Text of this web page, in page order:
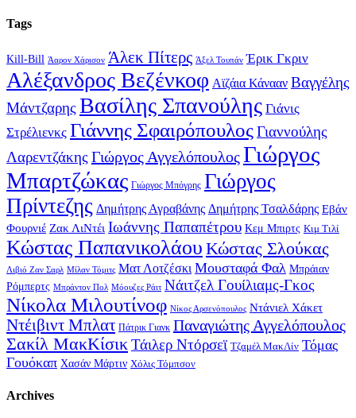
Tags
Kill-Bill Άαρον Χάρισον Άλεκ Πίτερς Άξελ Τουπάν Έρικ Γκριν
Αλέξανδρος Βεζένκοφ Αϊζάια Κάνααν Βαγγέλης
Μάντζαρης Βασίλης Σπανούλης Γιάνις
Στρέλιενκς Γιάννης ΣφαιρόπουλοςΓιαννούλης
Λαρεντζάκης Γιώργος ΑγγελόπουλοςΓιώργος
Μπαρτζώκας Γιώργος Μπόγρης Γιώργος
Πρίντεζης Δημήτρης Αγραβάνης Δημήτρης Τσαλδάρης Εβάν
Φουρνιέ Ζακ ΛιΝτέι Ιωάννης Παπαπέτρου Κεμ Μπιρτς Κιμ Τιλί
Κώστας Παπανικολάου Κώστας Σλούκας
Λιβιό Ζαν Σαρλ Μίλαν Τόμιτς Ματ Λοτζέσκι Μουσταφά Φαλ Μπράιαν
Ρόμπερτς Μπράντον Πολ Μόουζες Ράιτ Νάιτζελ Γουίλιαμς-Γκος
Νίκολα Μιλουτίνοφ Νίκος Αρσενόπουλος Ντάνιελ Χάκετ
Ντέιβιντ Μπλατ Πάτρικ Γιανκ Παναγιώτης Αγγελόπουλος
Σακίλ ΜακΚίσικΤάιλερ Ντόρσεϊ Τζαμέλ ΜακΛίν Τόμας
Γουόκαπ Χασάν Μάρτιν Χόλις Τόμπσον
Archives